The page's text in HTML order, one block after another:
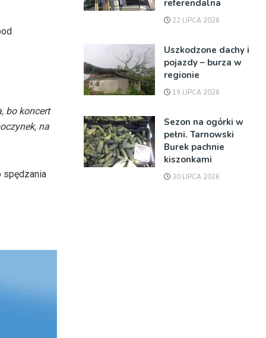
bo koncert
na
spędzania
referendalna
22 LIPCA 2026
Uszkodzone dachy i
pojazdy – burza w
regionie
19 LIPCA 2026
Sezon na ogórki w
pełni. Tarnowski
Burek pachnie
kiszonkami
30 LIPCA 2026